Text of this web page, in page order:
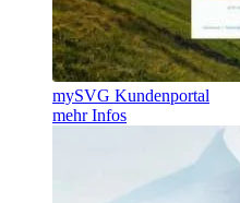
mySVG Kundenportal
mehr Infos